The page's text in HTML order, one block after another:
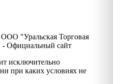
"Уральская Торговая
- Официальный сайт
исключительно
при каких условиях не